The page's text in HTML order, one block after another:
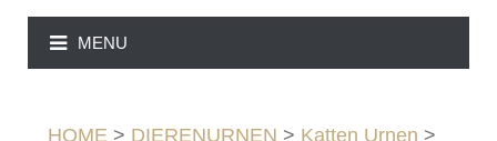
MENU
HOME > DIERENURNEN > Katten Urnen >